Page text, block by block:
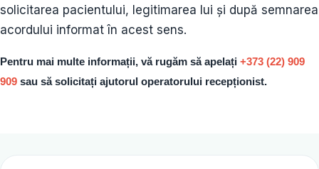
solicitarea pacientului, legitimarea lui și după semnarea
acordului informat în acest sens.
Pentru mai multe informații, vă rugăm să apelați +373 (22) 909
909 sau să solicitați ajutorul operatorului recepționist.